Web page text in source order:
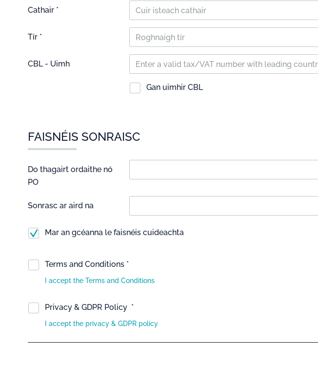
Cathair *
Tír * Roghnaigh tír
CBL - Uimh
Gan uimhir CBL
FAISNÉIS SONRAISC
Do thagairt ordaithe nó
PO
Sonrasc ar aird na
Mar an gcéanna le faisnéis cuideachta
Terms and Conditions *
I accept the Terms and Conditions
Privacy & GDPR Policy *
I accept the privacy & GDPR policy